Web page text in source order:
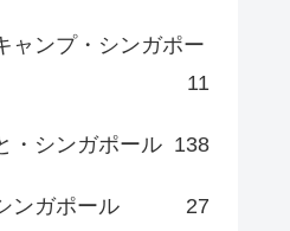
ンプ・シンガポー
11
・シンガポール 138
ンガポール 27